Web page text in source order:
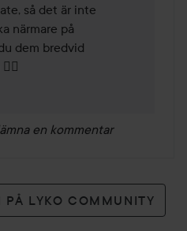
så det är inte
närmare på
dem bredvid
en kommentar
LYKO COMMUNITY